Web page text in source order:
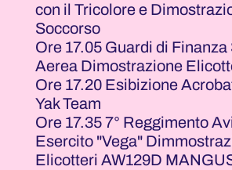
con il Tricolore e
Soccorso
Ore 17.05 Guardi di Finanza
Aerea Dimostrazione
Ore 17.20 Esibizione
Yak Team
Ore 17.35 7° Reggimento
Esercito "Vega"
Elicotteri AW129D